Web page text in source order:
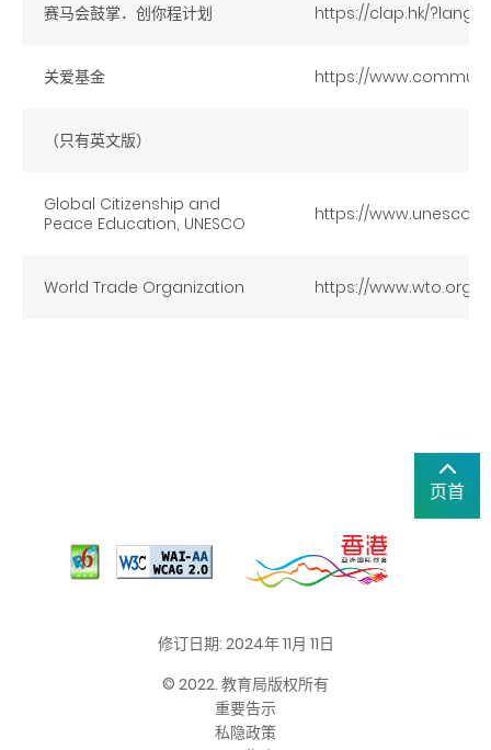
赛马会鼓掌．创你程计划 https://clap.hk/
关爱基金 https://
（只有英文版）
Global Citizenship and
Peace Education, UNESCO https://
World Trade Organization https://www.wto.org/
页首
修订日期: 2024年 11月 11日
© 2022. 教育局版权所有
重要告示
私隐政策